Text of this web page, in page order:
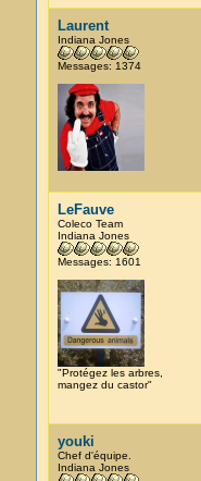
Laurent
Indiana Jones
Messages: 1374
LeFauve
Coleco Team
Indiana Jones
Messages: 1601
"Protégez les arbres,
mangez du castor"
youki
Chef d'équipe.
Indiana Jones